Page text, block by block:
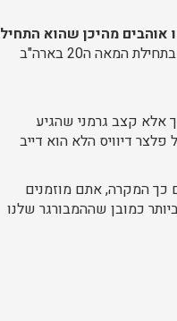
מהיכן שהוא התחיל
– ציר זמן המתחיל במאה ה12 עם צבאו של גינגיס חאן במונגוליה, מתרכז בתחילת המאה ה20 בארה"ב
אלא קצב גרמני שהגיע
דיוויס הלא הוא דייב
המקרה, אתם מוזמנים
כמובן שההמבורגר שלנו